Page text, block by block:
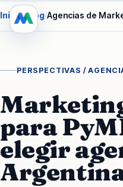
Inicio/Blog/Agencias de
PERSPECTIVAS /
para
elegir